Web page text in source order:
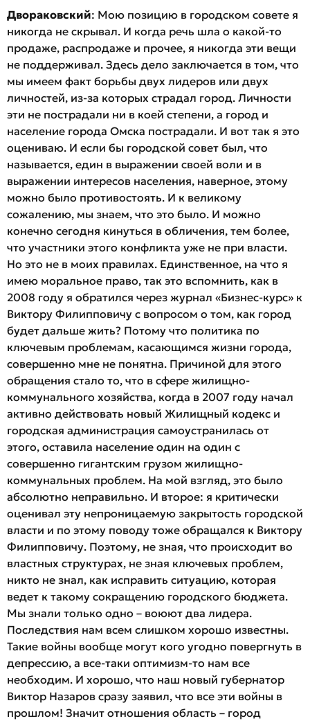
Двораковский: Мою позицию в городском совете я
никогда не скрывал. И когда речь шла о какой-то
продаже, распродаже и прочее, я никогда эти вещи
не поддерживал. Здесь дело заключается в том, что
мы имеем факт борьбы двух лидеров или двух
личностей, из-за которых страдал город. Личности
эти не пострадали ни в коей степени, а город и
население города Омска пострадали. И вот так я это
оцениваю. И если бы городской совет был, что
называется, един в выражении своей воли и в
выражении интересов населения, наверное, этому
можно было противостоять. И к великому
сожалению, мы знаем, что это было. И можно
конечно сегодня кинуться в обличения, тем более,
что участники этого конфликта уже не при власти.
Но это не в моих правилах. Единственное, на что я
имею моральное право, так это вспомнить, как в
2008 году я обратился через журнал «Бизнес-курс» к
Виктору Филипповичу с вопросом о том, как город
будет дальше жить? Потому что политика по
ключевым проблемам, касающимся жизни города,
совершенно мне не понятна. Причиной для этого
обращения стало то, что в сфере жилищно-
коммунального хозяйства, когда в 2007 году начал
активно действовать новый Жилищный кодекс и
городская администрация самоустранилась от
этого, оставила население один на один с
совершенно гигантским грузом жилищно-
коммунальных проблем. На мой взгляд, это было
абсолютно неправильно. И второе: я критически
оценивал эту непроницаемую закрытость городской
власти и по этому поводу тоже обращался к Виктору
Филипповичу. Поэтому, не зная, что происходит во
властных структурах, не зная ключевых проблем,
никто не знал, как исправить ситуацию, которая
ведет к такому сокращению городского бюджета.
Мы знали только одно – воюют два лидера.
Последствия нам всем слишком хорошо известны.
Такие войны вообще могут кого угодно повергнуть в
депрессию, а все-таки оптимизм-то нам все
необходим. И хорошо, что наш новый губернатор
Виктор Назаров сразу заявил, что все эти войны в
прошлом! Значит отношения область – город